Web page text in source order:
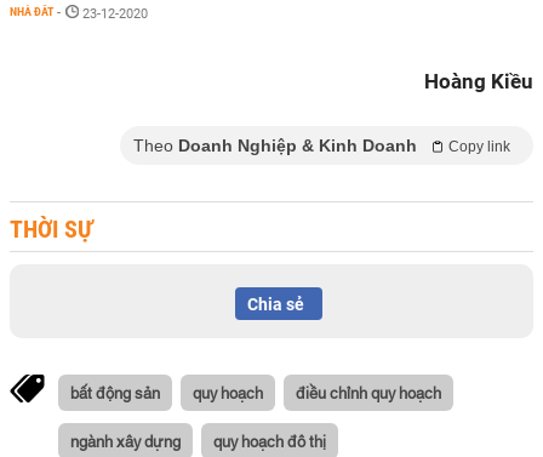
NHÀ ĐẤT - 23-12-2020
Hoàng Kiều
Theo Doanh Nghiệp & Kinh Doanh Copy link
THỜI SỰ
Chia sẻ
bất động sản quy hoạch điều chỉnh quy hoạch
ngành xây dựng quy hoạch đô thị